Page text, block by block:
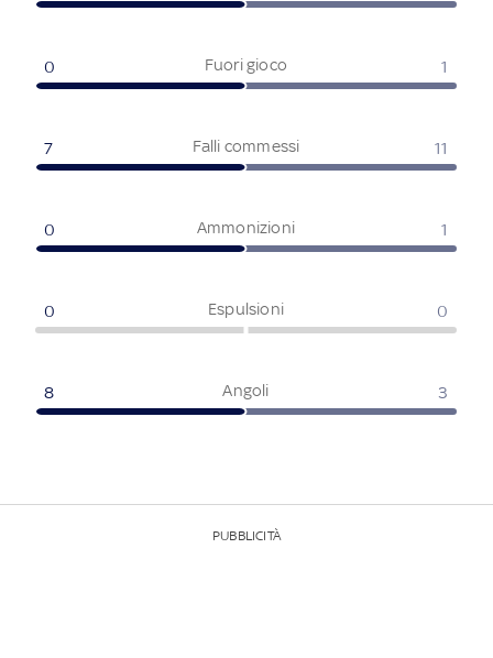
Fuori gioco
0 1
Falli commessi
7 11
Ammonizioni
0 1
Espulsioni
0 0
Angoli
8 3
PUBBLICITÀ